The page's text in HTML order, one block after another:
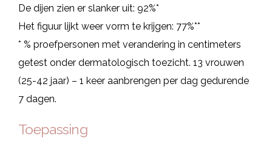
De dijen zien er slanker uit: 92%*
Het figuur lijkt weer vorm te krijgen: 77%**
* % proefpersonen met verandering in centimeters
getest onder dermatologisch toezicht. 13 vrouwen
(25-42 jaar) – 1 keer aanbrengen per dag gedurende
7 dagen.
Toepassing